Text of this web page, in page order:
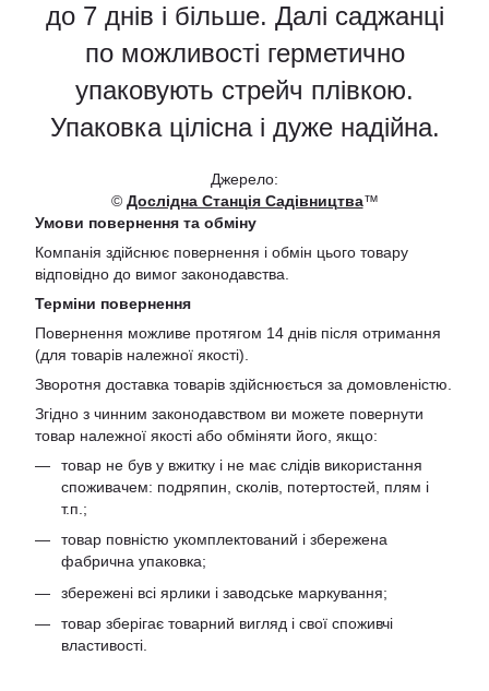
до 7 днів і більше. Далі саджанці
по можливості герметично
упаковують стрейч плівкою.
Упаковка цілісна і дуже надійна.
Джерело:
© Дослідна Станція Садівництва™
Умови повернення та обміну
Компанія здійснює повернення і обмін цього товару
відповідно до вимог законодавства.
Терміни повернення
Повернення можливе протягом 14 днів після отримання
(для товарів належної якості).
Зворотня доставка товарів здійснюється за домовленістю.
Згідно з чинним законодавством ви можете повернути
товар належної якості або обміняти його, якщо:
товар не був у вжитку і не має слідів використання
споживачем: подряпин, сколів, потертостей, плям і
т.п.;
товар повністю укомплектований і збережена
фабрична упаковка;
збережені всі ярлики і заводське маркування;
товар зберігає товарний вигляд і свої споживчі
властивості.